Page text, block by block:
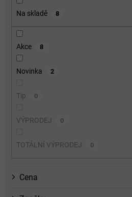
Na skladě 8
Akce 8
Novinka 2
Tip 0
VÝPRODEJ 0
TOTÁLNÍ VÝPRODEJ 0
Cena